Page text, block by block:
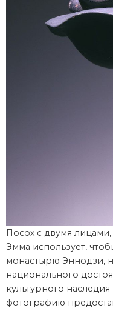
Посох с двумя
Эмма использует,
монастырю Эннодзи,
национального
культурного
фотографию